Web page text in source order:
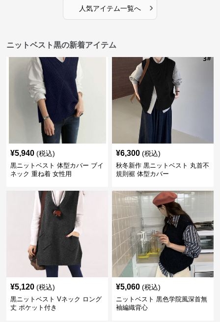
人気アイテム一覧へ ›
ニットベスト黒の新着アイテム
¥5,940 (税込)
黒ニットベスト 体型カバー ブイ
ネック 重ね着 女性用
¥6,300 (税込)
秋冬新作 黒ニットベスト 丸首不
規則裾 体型カバー
¥5,120 (税込)
黒ニットベスト Vネック ロング
丈 ポケット付き
¥5,060 (税込)
ニットベスト 黒色学院風深首無
袖編織背心